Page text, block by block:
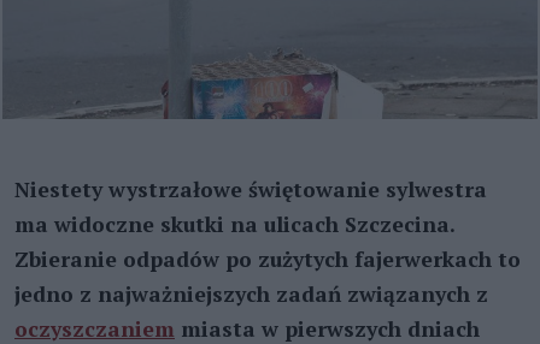
Niestety wystrzałowe świętowanie sylwestra
ma widoczne skutki na ulicach Szczecina.
Zbieranie odpadów po zużytych fajerwerkach to
jedno z najważniejszych zadań związanych z
oczyszczaniem miasta w pierwszych dniach